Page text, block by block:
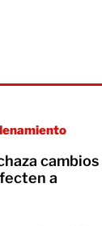
cambios
a